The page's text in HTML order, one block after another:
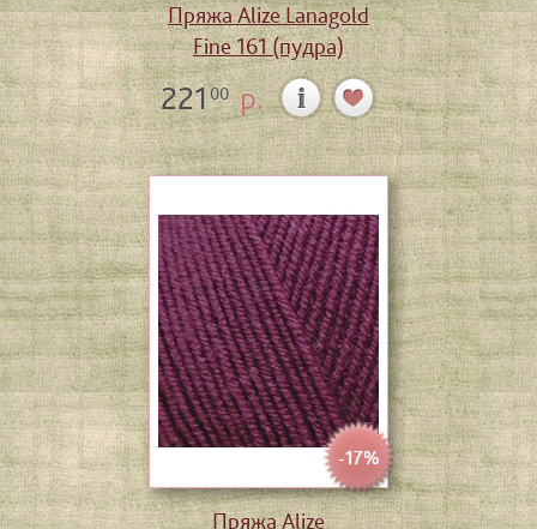
Пряжа Alize Lanagold
Fine 161 (пудра)
22100р.
-17%
Пряжа Alize